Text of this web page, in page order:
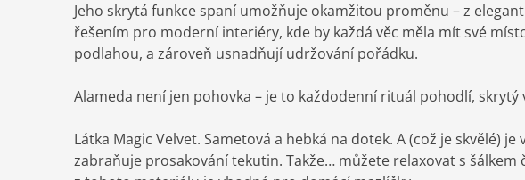
Jeho skrytá funkce spaní umožňuje okamžitou proměnu – z
řešením pro moderní interiéry, kde by každá věc měla mít své
podlahou, a zároveň usnadňují udržování pořádku.
Alameda není jen pohovka – je to každodenní rituál pohodlí, skrytý
Látka Magic Velvet. Sametová a hebká na dotek. A (což je
zabraňuje prosakování tekutin. Takže… můžete relaxovat s